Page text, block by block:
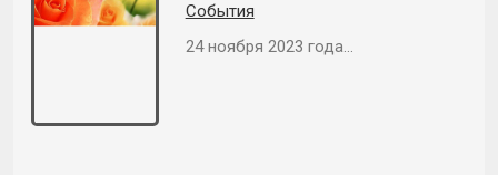
События
24 ноября 2023 года...